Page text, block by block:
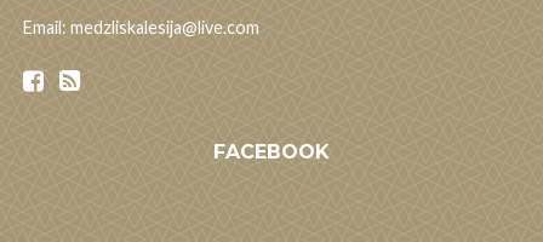
Email: medzliskalesija@live.com
FACEBOOK